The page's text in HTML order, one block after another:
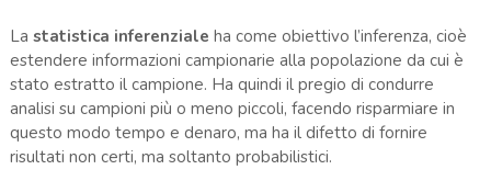
La statistica inferenziale ha come obiettivo l’inferenza, cioè
estendere informazioni campionarie alla popolazione da cui è
stato estratto il campione. Ha quindi il pregio di condurre
analisi su campioni più o meno piccoli, facendo risparmiare in
questo modo tempo e denaro, ma ha il difetto di fornire
risultati non certi, ma soltanto probabilistici.